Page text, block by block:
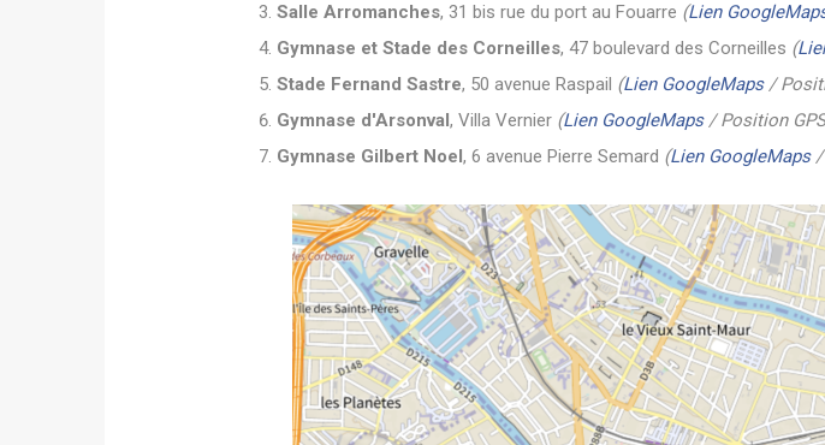
Salle Arromanches, 31 bis rue du port au Fouarre (Lien
Gymnase et Stade des Corneilles, 47 boulevard des Corneilles (
Stade Fernand Sastre, 50 avenue Raspail (Lien GoogleMaps/
Gymnase d'Arsonval, Villa Vernier (Lien GoogleMaps/ Position
Gymnase Gilbert Noel, 6 avenue Pierre Semard (Lien GoogleMaps/